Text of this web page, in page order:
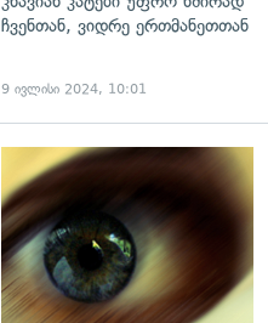
ჩვენთან, ვიდრე ერთმანეთთან
9 ივლისი 2024, 10:01